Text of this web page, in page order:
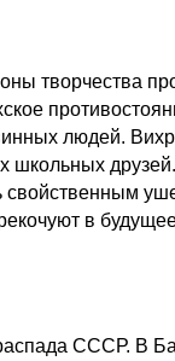
творчества
людей.
школьных
в
СССР. В